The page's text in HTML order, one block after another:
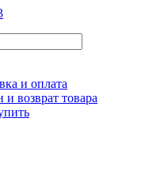
и оплата
возврат товара